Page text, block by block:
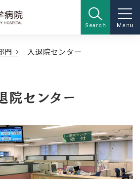
Search Menu
門 入退院センター
院センター